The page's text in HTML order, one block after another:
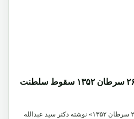
محمد داوود و کودتای ۲۶ سرطان ۱۳۵۲ سقوط سلطنت
کتاب «محمد داؤد و کودتای ۲۶ سرطان ۱۳۵۲» نوشته دکتر سید عبدالله